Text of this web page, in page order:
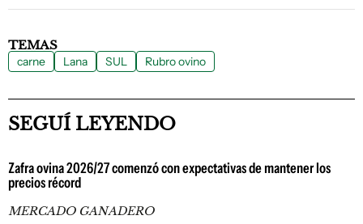
TEMAS
carne Lana SUL Rubro ovino
SEGUÍ LEYENDO
Zafra ovina 2026/27 comenzó con expectativas de mantener los
precios récord
MERCADO GANADERO